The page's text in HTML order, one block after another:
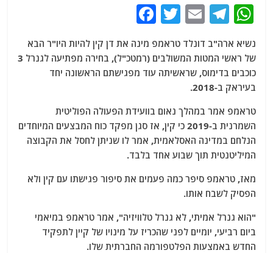
W
at
s
A
p
p
T
e
g
ra
m
E
ai
l
T
itt
er
c
e
o
o
k
נשיא ארה"ב דונלד טראמפ מינה את דן קין להיות היו"ר הבא
של ראשי המטות המשולבים (רמטכ"ל), בחירה מפתיעה לגנרל 3
כוכבים בדימוס, שראשיתה עוד מפגישתם הראשונה יחד
בעיראק ב-2018.
טראמפ אמר במהלך נאום בוועידת הפעולה הפוליטית
השמרנית ב-2019 כי קין, אז סגן מפקד כוח המבצעים המיוחדים
הנלחם במדינה האסלאמית, אמר לו שניתן לחסל את הקבוצה
המיליטנטית תוך שבוע אחד בלבד.
מאז, טראמפ סיפר כמה פעמים את סיפור פגישתו עם קין ולא
הפסיק לשבח אותו.
"הוא גנרל אמיתי, לא גנרל טלוויזיה", אמר טראמפ במיאמי
ביום רביעי, יומיים לפני שהכריז על מינויו של קיין לתפקיד
החדש באמצעות הפלטפורמה החברתית שלו.